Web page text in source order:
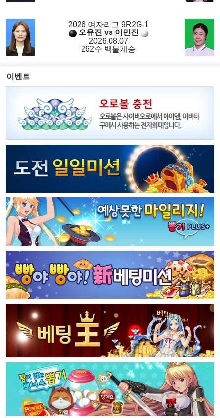
2026 여자리그 9R2G-1
오유진 vs 이민진
2026.08.07
262수 백불계승
이벤트